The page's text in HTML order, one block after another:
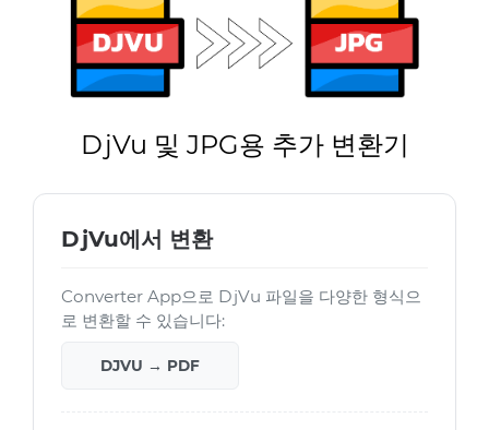
DjVu 및 JPG용 추가 변환기
DjVu에서 변환
Converter App으로 DjVu 파일을 다양한 형식으
로 변환할 수 있습니다:
DJVU → PDF